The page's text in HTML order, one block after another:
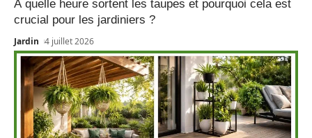
À quelle heure sortent les taupes et pourquoi cela est
crucial pour les jardiniers ?
Jardin 4 juillet 2026